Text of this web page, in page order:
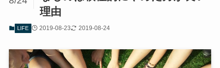
理由
LIFE 2019-08-23 2019-08-24